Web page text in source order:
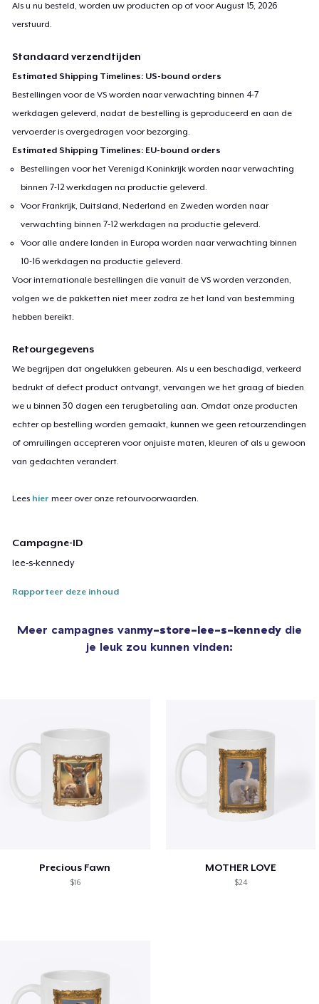
Als u nu besteld, worden uw producten op of voorAugust 15, 2026
verstuurd.
Standaard verzendtijden
Estimated Shipping Timelines: US-bound orders
Bestellingen voor de VS worden naar verwachting binnen 4-7
werkdagen geleverd, nadat de bestelling is geproduceerd en aan de
vervoerder is overgedragen voor bezorging.
Estimated Shipping Timelines: EU-bound orders
Bestellingen voor het Verenigd Koninkrijk worden naar verwachting
binnen 7-12 werkdagen na productie geleverd.
Voor Frankrijk, Duitsland, Nederland en Zweden worden naar
verwachting binnen 7-12 werkdagen na productie geleverd.
Voor alle andere landen in Europa worden naar verwachting binnen
10-16 werkdagen na productie geleverd.
Voor internationale bestellingen die vanuit de VS worden verzonden,
volgen we de pakketten niet meer zodra ze het land van bestemming
hebben bereikt.
Retourgegevens
We begrijpen dat ongelukken gebeuren. Als u een beschadigd, verkeerd
bedrukt of defect product ontvangt, vervangen we het graag of bieden
we u binnen 30 dagen een terugbetaling aan. Omdat onze producten
echter op bestelling worden gemaakt, kunnen we geen retourzendingen
of omruilingen accepteren voor onjuiste maten, kleuren of als u gewoon
van gedachten verandert.
Lees hier meer over onze retourvoorwaarden.
Campagne-ID
lee-s-kennedy
Rapporteer deze inhoud
Meer campagnes vanmy-store-lee-s-kennedy die
je leuk zou kunnen vinden:
Precious Fawn
$16
MOTHER LOVE
$24